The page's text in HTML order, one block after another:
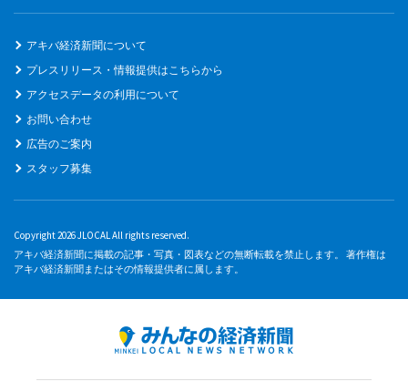
アキバ経済新聞について
プレスリリース・情報提供はこちらから
アクセスデータの利用について
お問い合わせ
広告のご案内
スタッフ募集
Copyright 2026 JLOCAL All rights reserved.
アキバ経済新聞に掲載の記事・写真・図表などの無断転載を禁止します。 著作権は
アキバ経済新聞またはその情報提供者に属します。